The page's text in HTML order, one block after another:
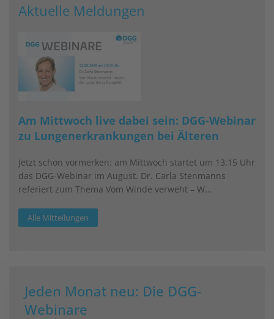
Aktuelle Meldungen
Am Mittwoch live dabei sein: DGG-Webinar
zu Lungenerkrankungen bei Älteren
Jetzt schon vormerken: am Mittwoch startet um 13:15 Uhr
das DGG-Webinar im August. Dr. Carla Stenmanns
referiert zum Thema Vom Winde verweht – W…
Alle Mitteilungen
Jeden Monat neu: Die DGG-
Webinare